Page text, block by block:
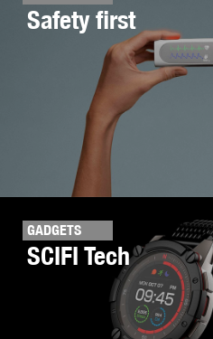
Safety first
GADGETS
SCIFI Tech